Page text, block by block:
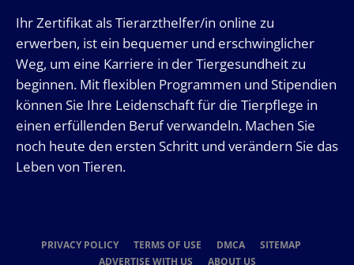
Ihr Zertifikat als Tierarzthelfer/in online zu
erwerben, ist ein bequemer und erschwinglicher
Weg, um eine Karriere in der Tiergesundheit zu
beginnen. Mit flexiblen Programmen und Stipendien
können Sie Ihre Leidenschaft für die Tierpflege in
einen erfüllenden Beruf verwandeln. Machen Sie
noch heute den ersten Schritt und verändern Sie das
Leben von Tieren.
PRIVACY POLICY TERMS OF USE DMCA
SITEMAP
ADVERTISE WITH US
ABOUT US